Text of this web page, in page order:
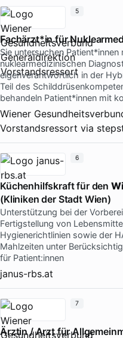
Fachärzt*in für
Sie untersuchen
nuklearmedizinischen
eigenverantwortlich in der
Teil des
behandeln Patient*innen mit
Wiener
Vorstandsressort via
5
Küchenhilfskraft für den
(Kliniken der Stadt Wien)
Unterstützung bei der
Fertigstellung von
Hygienerichtlinien sowie der
Mahlzeiten unter
für Patient:innen
janus-rbs.at
6
Ärztin / Arzt für
7